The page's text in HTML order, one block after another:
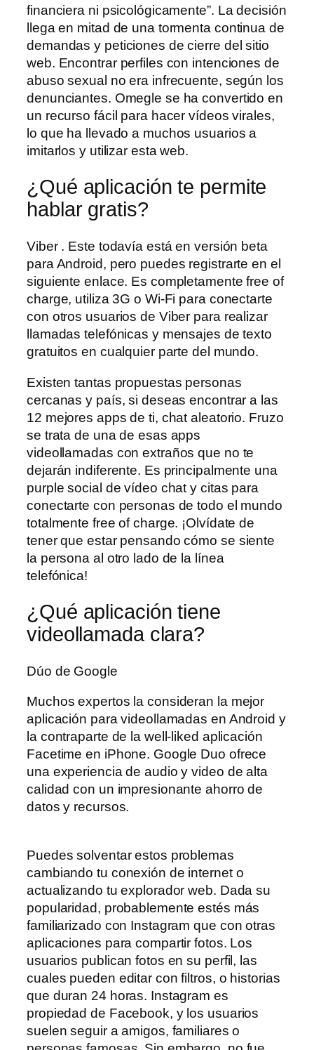
financiera ni psicológicamente”. La decisión
llega en mitad de una tormenta continua de
demandas y peticiones de cierre del sitio
web. Encontrar perfiles con intenciones de
abuso sexual no era infrecuente, según los
denunciantes. Omegle se ha convertido en
un recurso fácil para hacer vídeos virales,
lo que ha llevado a muchos usuarios a
imitarlos y utilizar esta web.
¿Qué aplicación te permite
hablar gratis?
Viber . Este todavía está en versión beta
para Android, pero puedes registrarte en el
siguiente enlace. Es completamente free of
charge, utiliza 3G o Wi-Fi para conectarte
con otros usuarios de Viber para realizar
llamadas telefónicas y mensajes de texto
gratuitos en cualquier parte del mundo.
Existen tantas propuestas personas
cercanas y país, si deseas encontrar a las
12 mejores apps de ti, chat aleatorio. Fruzo
se trata de una de esas apps
videollamadas con extraños que no te
dejarán indiferente. Es principalmente una
purple social de vídeo chat y citas para
conectarte con personas de todo el mundo
totalmente free of charge. ¡Olvídate de
tener que estar pensando cómo se siente
la persona al otro lado de la línea
telefónica!
¿Qué aplicación tiene
videollamada clara?
Dúo de Google
Muchos expertos la consideran la mejor
aplicación para videollamadas en Android y
la contraparte de la well-liked aplicación
Facetime en iPhone. Google Duo ofrece
una experiencia de audio y video de alta
calidad con un impresionante ahorro de
datos y recursos.
Puedes solventar estos problemas
cambiando tu conexión de internet o
actualizando tu explorador web. Dada su
popularidad, probablemente estés más
familiarizado con Instagram que con otras
aplicaciones para compartir fotos. Los
usuarios publican fotos en su perfil, las
cuales pueden editar con filtros, o historias
que duran 24 horas. Instagram es
propiedad de Facebook, y los usuarios
suelen seguir a amigos, familiares o